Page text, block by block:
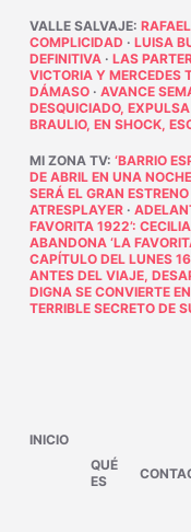
VALLE SALVAJE:
COMPLICIDAD · LUISA
DEFINITIVA· LAS
VICTORIA Y MERCEDES
DÁMASO· AVANCE
DESQUICIADO,
BRAULIO, EN SHOCK,
MI ZONA TV: ‘BARRIO
DE ABRIL EN UNA
SERÁ EL GRAN
ATRESPLAYER·
FAVORITA 1922’:
ABANDONA ‘LA
CAPÍTULO DEL LUNES
ANTES DEL VIAJE,
DIGNA SE CONVIERTE
TERRIBLE SECRETO DE
INICIO
QUÉ
ES